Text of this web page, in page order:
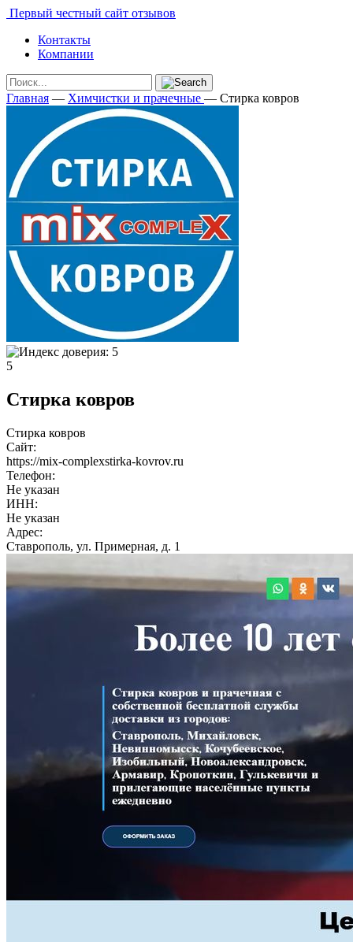
Первый честный сайт отзывов
Контакты
Компании
Главная — Химчистки и прачечные — Стирка ковров
5
Стирка ковров
Стирка ковров
Сайт:
https://mix-complexstirka-kovrov.ru
Телефон:
Не указан
ИНН:
Не указан
Адрес:
Ставрополь, ул. Примерная, д. 1